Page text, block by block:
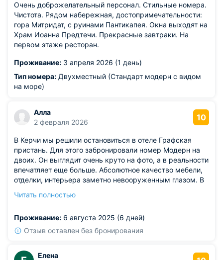
Очень доброжелательный персонал. Стильные номера.
Чистота. Рядом набережная, достопримечательности:
гора Митридат, с руинами Пантикапея. Окна выходят на
Храм Иоанна Предтечи. Прекрасные завтраки. На
первом этаже ресторан.
Проживание: 3 апреля 2026 (1 день)
Тип номера: Двухместный (Стандарт модерн с видом
на море)
Алла
2 февраля 2026
10
В Керчи мы решили остановиться в отеле Графская
пристань. Для этого забронировали номер Модерн на
двоих. Он выглядит очень круто на фото, а в реальности
впечатляет еще больше. Абсолютное качество мебели,
отделки, интерьера заметно невооруженным глазом. В
сделан современный ремонт. Техника вся в
Читать полностью
Проживание: 6 августа 2025 (6 дней)
Отзыв оставлен без бронирования
Елена